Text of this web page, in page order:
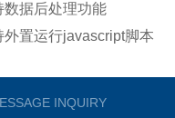
据后处理功能
置运行javascript脚本
INQUIRY